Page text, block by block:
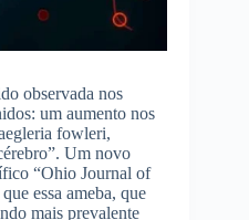
observada nos
um aumento nos
fowleri,
Um novo
“Ohio Journal of
essa ameba, que
mais prevalente